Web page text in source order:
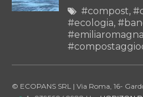
#compost,
#ecologia,
#emiliaromagna
© ECOPANS SRL | Via Roma, 16-